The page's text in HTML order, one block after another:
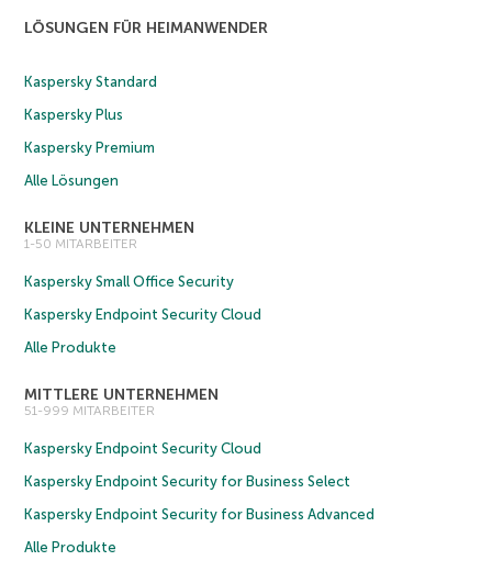
LÖSUNGEN FÜR HEIMANWENDER
Kaspersky Standard
Kaspersky Plus
Kaspersky Premium
Alle Lösungen
KLEINE UNTERNEHMEN
1-50 MITARBEITER
Kaspersky Small Office Security
Kaspersky Endpoint Security Cloud
Alle Produkte
MITTLERE UNTERNEHMEN
51-999 MITARBEITER
Kaspersky Endpoint Security Cloud
Kaspersky Endpoint Security for Business Select
Kaspersky Endpoint Security for Business Advanced
Alle Produkte